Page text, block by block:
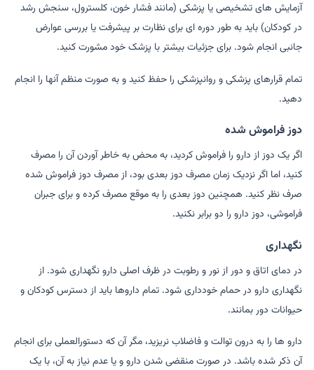
آزمایش های تشخیصی یا پزشکی (مانند فشار خون، کلسترول، سنجش رشد
در کودکان) باید به طور دوره ای برای نظارت بر پیشرفت یا بررسی عوارض
جانبی انجام شود. برای جزئیات بیشتر با پزشک خود مشورت کنید.
تمام قرارهای پزشکی و روانپزشکی را حفظ کنید و به صورت منظم آنها را انجام
دهید.
دوز فراموش شده
اگر یک دوز از دارو را فراموش کردید، به محض به خاطر آوردن آن را مصرف
کنید، اما اگر نزدیک زمان مصرف دوز بعدی بود، از مصرف دوز فراموش شده
صرف نظر کنید. همچنین دوز بعدی را به موقع مصرف کرده و برای جبران
فراموشی، دوز دارو را دو برابر نکنید.
نگهداری
در دمای اتاق و دور از نور و رطوبت در ظرف اصلی دارو نگهداری شود. از
نگهداری دارو در حمام خودداری شود. تمام داروها باید از دسترس کودکان و
حیوانات دور بمانند.
دارو ها را به درون توالت و فاضلاب نریزید، مگر آن که دستورالعملی برای انجام
آن ذکر شده باشد. در صورت منقضی شدن دارو و یا عدم نیاز به آن، با یک